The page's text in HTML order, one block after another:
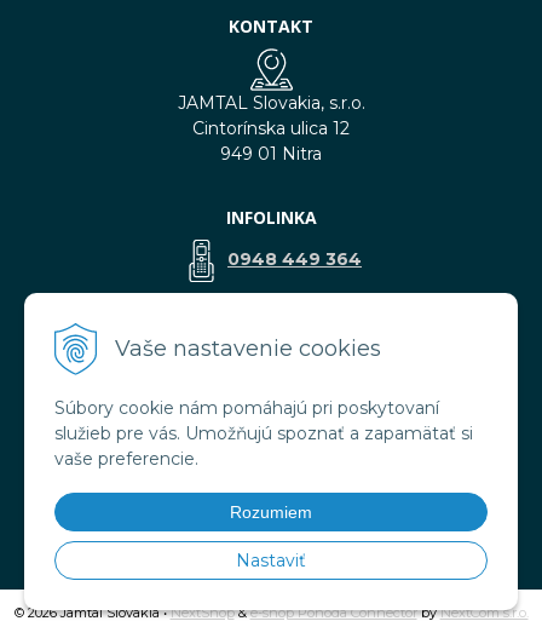
Vaše nastavenie cookies
Súbory cookie nám pomáhajú pri poskytovaní
služieb pre vás. Umožňujú spoznať a zapamätať si
vaše preferencie.
Rozumiem
Nastaviť
KONTAKT
JAMTAL Slovakia, s.r.o.
Cintorínska ulica 12
949 01 Nitra
INFOLINKA
0948 449 364
VŠETKO O NÁKUPE
Obchodné podmienky
Doprava a platba
Ochrana osobných údajov
© 2026 Jamtal Slovakia •NextShop&e-shop Pohoda ConnectorbyNextCom s.r.o.